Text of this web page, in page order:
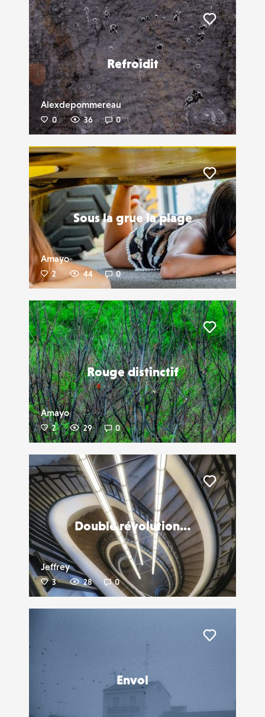
Refroidit
Alexdepommereau
0 36 0
Liker
Sous la grue la plage
Amayo
2 44 0
Liker
Rouge distinctif
Amayo
2 29 0
Liker
Double révolution…
Jeffrey
3 28 0
Liker
Envol